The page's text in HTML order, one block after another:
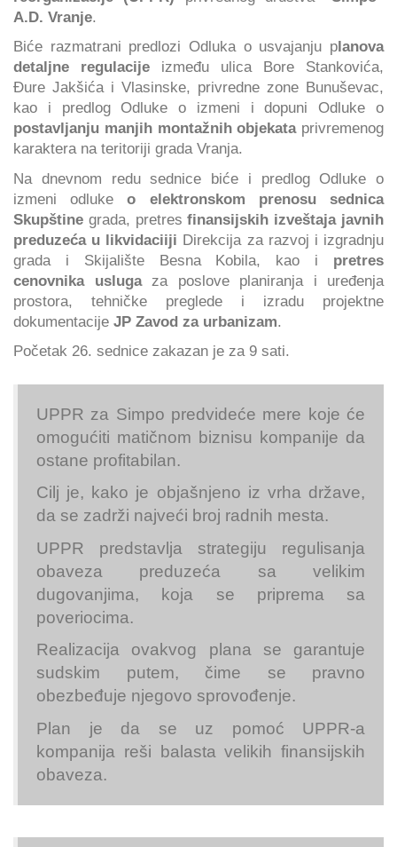
A.D. Vranje.
Biće razmatrani predlozi Odluka o usvajanju p lanova
detaljne regulacije između ulica Bore Stankovića,
Đure Jakšića i Vlasinske, privredne zone Bunuševac,
kao i predlog Odluke o izmeni i dopuni Odluke o
postavljanju manjih montažnih objekataprivremenog
karaktera na teritoriji grada Vranja.
Na dnevnom redu sednice biće i predlog Odluke o
izmeni odlukeo elektronskom prenosu sednica
Skupštine grada, pretresfinansijskih izveštaja javnih
preduzeća u likvidaciiji Direkcija za razvoj i izgradnju
grada i Skijalište Besna Kobila, kao i pretres
cenovnika usluga za poslove planiranja i uređenja
prostora, tehničke preglede i izradu projektne
dokumentacije JP Zavod za urbanizam.
Početak 26. sednice zakazan je za 9 sati.
UPPR za Simpo predvideće mere koje će
omogućiti matičnom biznisu kompanije da
ostane profitabilan.
Cilj je, kako je objašnjeno iz vrha države,
da se zadrži najveći broj radnih mesta.
UPPR predstavlja strategiju regulisanja
obaveza preduzeća sa velikim
dugovanjima, koja se priprema sa
poveriocima.
Realizacija ovakvog plana se garantuje
sudskim putem, čime se pravno
obezbeđuje njegovo sprovođenje.
Plan je da se uz pomoć UPPR-a
kompanija reši balasta velikih finansijskih
obaveza.